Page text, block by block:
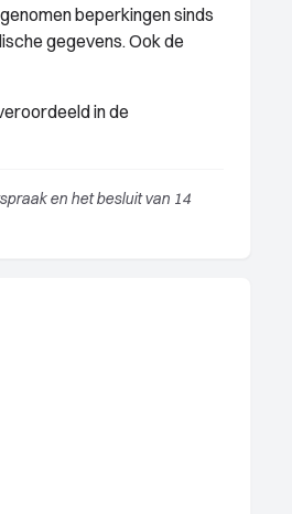
beperkingen sinds
gegevens. Ook de
in de
en het besluit van 14